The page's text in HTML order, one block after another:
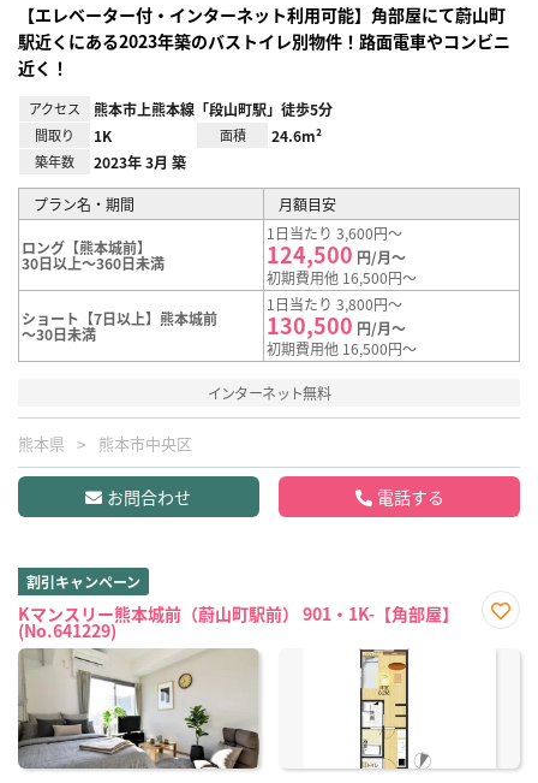
【エレベーター付・インターネット利用可能】角部屋にて蔚山町
駅近くにある2023年築のバストイレ別物件！路面電車やコンビニ
近く！
アクセス 熊本市上熊本線「段山町駅」徒歩5分
間取り 1K 面積 24.6m²
築年数 2023年 3月 築
プラン名・期間 月額目安
ロング【熊本城前】
30日以上～360日未満
1日当たり 3,600円～
124,500 円/月～
初期費用他 16,500円～
ショート【7日以上】熊本城前
～30日未満
1日当たり 3,800円～
130,500 円/月～
初期費用他 16,500円～
インターネット無料
熊本県 熊本市中央区
お問合わせ 電話する
割引キャンペーン
Kマンスリー熊本城前（蔚山町駅前） 901・1K-【角部屋】
(No.641229)
に入